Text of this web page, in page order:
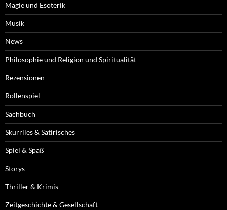
Magie und Esoterik
Musik
News
Philosophie und Religion und Spiritualität
Rezensionen
Rollenspiel
Sachbuch
Skurriles & Satirisches
Spiel & Spaß
Storys
Thriller & Krimis
Zeitgeschichte & Gesellschaft